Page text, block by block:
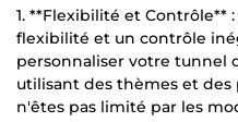
1. **Flexibilité et Contrôle**
flexibilité et un contrôle
personnaliser votre tunnel
utilisant des thèmes et des
n'êtes pas limité par les